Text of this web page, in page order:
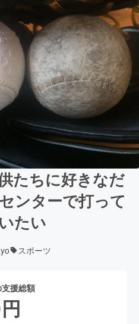
たちに好きなだ
ンターで打って
たい
スポーツ
援総額
円